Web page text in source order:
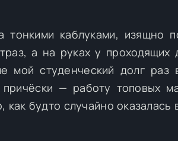
тонкими каблуками, изящно
а на руках у
мой студенческий долг раз
— работу топовых
будто случайно оказалась